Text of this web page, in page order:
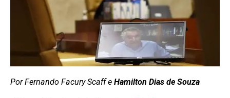
Por Fernando Facury Scaff e Hamilton Dias de Souza